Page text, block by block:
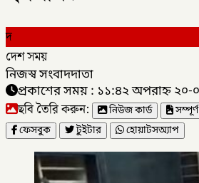
দ
দেশ সময়
নিজস্ব সংবাদদাতা
প্রকাশের সময় : ১১:৪২ অপরাহ্ন ২০-
ছবি তৈরি করুন: নিউজ কার্ড
ফেসবুক
টুইটার হোয়াটসঅ্যাপ